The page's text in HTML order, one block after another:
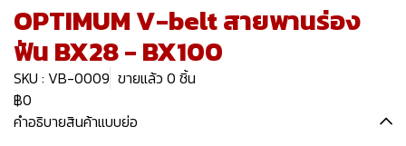
OPTIMUM V-belt สายพานร่อง
ฟัน BX28 - BX100
SKU : VB-0009 ขายแล้ว 0 ชิ้น
฿0
คำอธิบายสินค้าแบบย่อ